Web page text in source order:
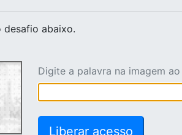
desafio abaixo.
Digite a palavra na imagem